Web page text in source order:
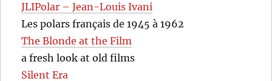
JLIPolar – Jean-Louis Ivani
Les polars français de 1945 à 1962
The Blonde at the Film
a fresh look at old films
Silent Era